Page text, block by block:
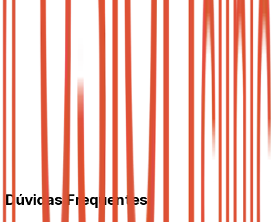
Seu consultório próprio, chave na mão, sem a dor de
Últimas unidades em Tirol
Uso exclusivo 24h/7 dias
Sua logo na porta
Endereço Fiscal e Comercial
Móveis e Decor inclusos
Ver Salas Vagas
Dúvidas Frequentes